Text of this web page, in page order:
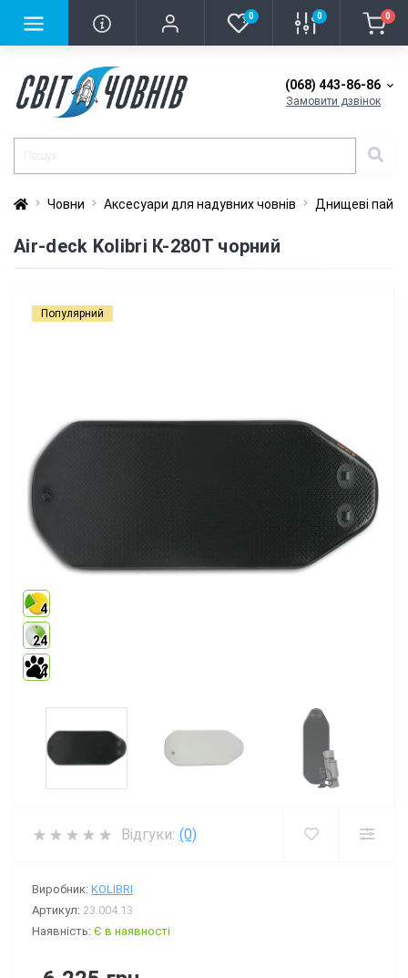
0 0 0
(068) 443-86-86
Замовити дзвінок
Човни Аксесуари для надувних човнів Днищеві
Air-deck Kolibri К-280Т чорний
Популярний
4
24
4
Відгуки: (0)
Виробник: KOLIBRI
Артикул: 23.004.13
Наявність: Є в наявності